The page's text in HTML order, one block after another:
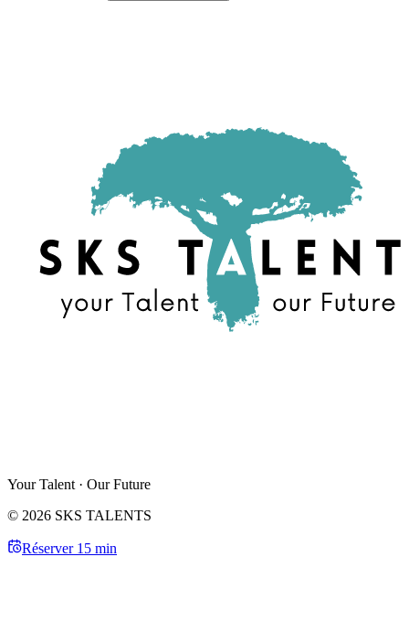
Your Talent · Our Future
© 2026 SKS TALENTS
Réserver 15 min